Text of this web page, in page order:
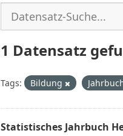
1 Datensatz
Tags: Bildung
Statistisches Jahrbuch